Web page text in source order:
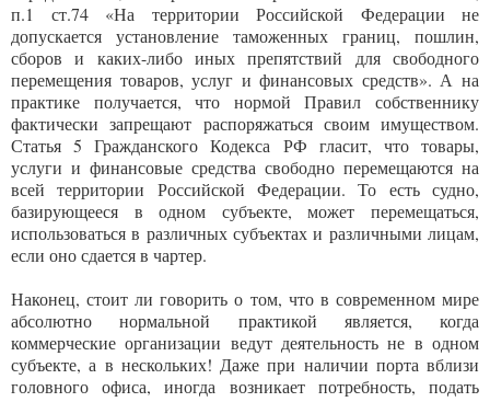
п.1 ст.74 «На территории Российской Федерации не
допускается установление таможенных границ, пошлин,
сборов и каких-либо иных препятствий для свободного
перемещения товаров, услуг и финансовых средств». А на
практике получается, что нормой Правил собственнику
фактически запрещают распоряжаться своим имуществом.
Статья 5 Гражданского Кодекса РФ гласит, что товары,
услуги и финансовые средства свободно перемещаются на
всей территории Российской Федерации. То есть судно,
базирующееся в одном субъекте, может перемещаться,
использоваться в различных субъектах и различными лицам,
если оно сдается в чартер.
Наконец, стоит ли говорить о том, что в современном мире
абсолютно нормальной практикой является, когда
коммерческие организации ведут деятельность не в одном
субъекте, а в нескольких! Даже при наличии порта вблизи
головного офиса, иногда возникает потребность, подать